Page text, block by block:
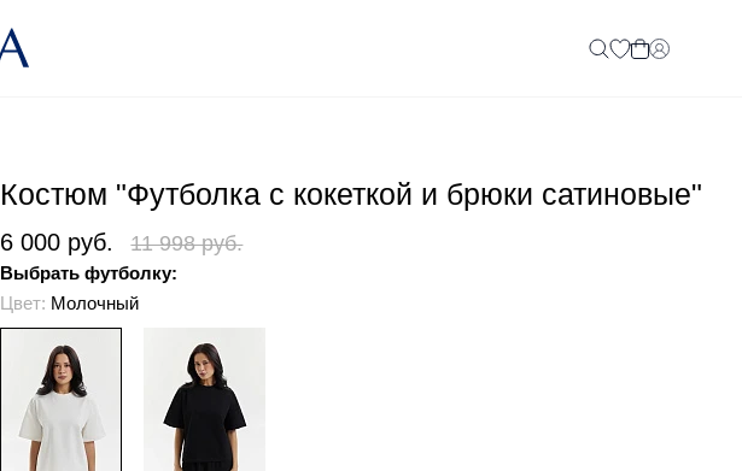
Костюм "Футболка с кокеткой и брюки сатиновые"
6 000 руб. 11 998 руб.
Выбрать футболку:
Цвет: Молочный